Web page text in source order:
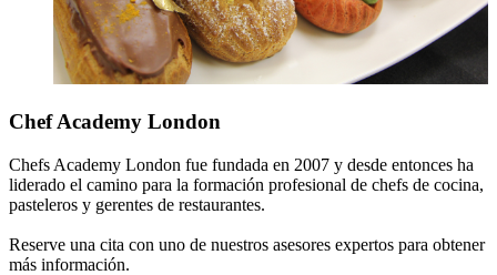
Chef Academy London
Chefs Academy London fue fundada en 2007 y desde entonces ha
liderado el camino para la formación profesional de chefs de cocina,
pasteleros y gerentes de restaurantes.
Reserve una cita con uno de nuestros asesores expertos para obtener
más información.